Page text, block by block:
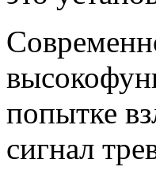
попытке
сигнал